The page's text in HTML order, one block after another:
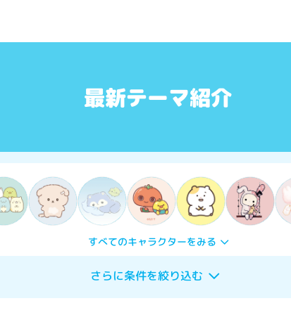
最新テーマ紹介
すべてのキャラクターをみる
さらに条件を絞り込む